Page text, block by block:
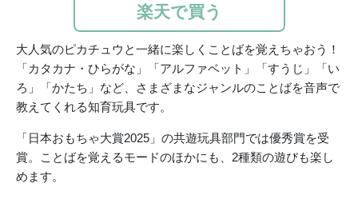
楽天で買う
大人気のピカチュウと一緒に楽しくことばを覚えちゃおう！
「カタカナ・ひらがな」「アルファベット」「すうじ」「い
ろ」「かたち」など、さまざまなジャンルのことばを音声で
教えてくれる知育玩具です。
「日本おもちゃ大賞2025」の共遊玩具部門では優秀賞を受
賞。ことばを覚えるモードのほかにも、2種類の遊びも楽し
めます。